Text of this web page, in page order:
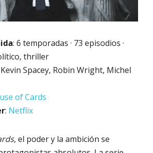
: 6 temporadas · 73 episodios ·
thriller
Spacey, Robin Wright, Michel
of Cards
: Netflix
, el poder y la ambición se